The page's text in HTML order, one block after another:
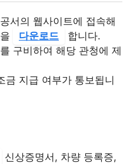
서의 웹사이트에 접속해
다운로드
합니다.
구비하여 해당 관청에 제
금 지급 여부가 통보됩니
신상증명서, 차량 등록증,